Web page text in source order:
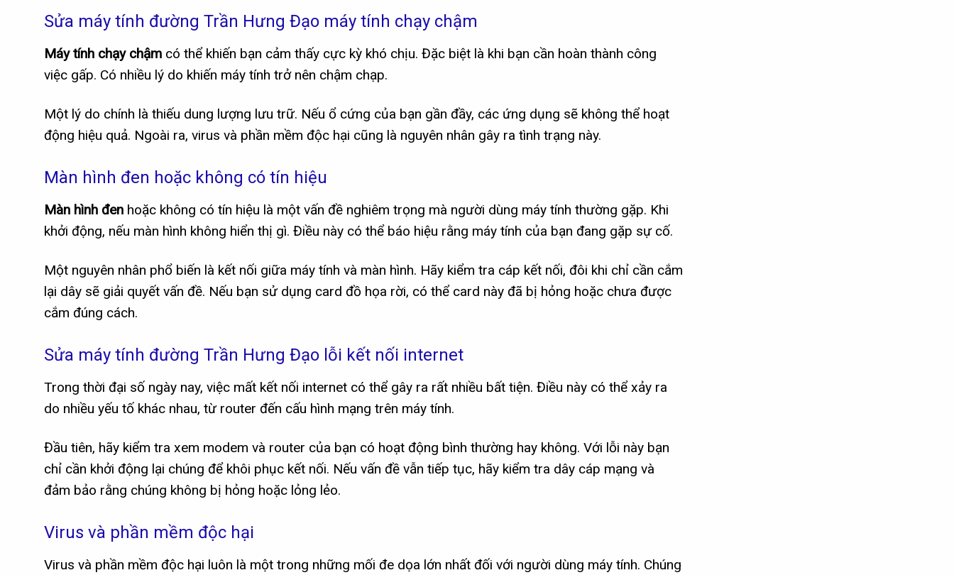
Sửa máy tính đường Trần Hưng Đạo máy tính chạy chậm
Máy tính chạy chậm có thể khiến bạn cảm thấy cực kỳ khó chịu. Đặc biệt là khi bạn cần hoàn thành công
việc gấp. Có nhiều lý do khiến máy tính trở nên chậm chạp.
Một lý do chính là thiếu dung lượng lưu trữ. Nếu ổ cứng của bạn gần đầy, các ứng dụng sẽ không thể hoạt
động hiệu quả. Ngoài ra, virus và phần mềm độc hại cũng là nguyên nhân gây ra tình trạng này.
Màn hình đen hoặc không có tín hiệu
Màn hình đen hoặc không có tín hiệu là một vấn đề nghiêm trọng mà người dùng máy tính thường gặp. Khi
khởi động, nếu màn hình không hiển thị gì. Điều này có thể báo hiệu rằng máy tính của bạn đang gặp sự cố.
Một nguyên nhân phổ biến là kết nối giữa máy tính và màn hình. Hãy kiểm tra cáp kết nối, đôi khi chỉ cần cắm
lại dây sẽ giải quyết vấn đề. Nếu bạn sử dụng card đồ họa rời, có thể card này đã bị hỏng hoặc chưa được
cắm đúng cách.
Sửa máy tính đường Trần Hưng Đạo lỗi kết nối internet
Trong thời đại số ngày nay, việc mất kết nối internet có thể gây ra rất nhiều bất tiện. Điều này có thể xảy ra
do nhiều yếu tố khác nhau, từ router đến cấu hình mạng trên máy tính.
Đầu tiên, hãy kiểm tra xem modem và router của bạn có hoạt động bình thường hay không. Với lỗi này bạn
chỉ cần khởi động lại chúng để khôi phục kết nối. Nếu vấn đề vẫn tiếp tục, hãy kiểm tra dây cáp mạng và
đảm bảo rằng chúng không bị hỏng hoặc lỏng lẻo.
Virus và phần mềm độc hại
Virus và phần mềm độc hại luôn là một trong những mối đe dọa lớn nhất đối với người dùng máy tính. Chúng